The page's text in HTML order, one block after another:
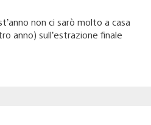
non ci sarò molto a casa
anno) sull’estrazione finale